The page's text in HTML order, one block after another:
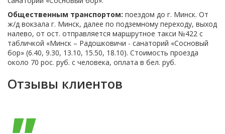
Общественным транспортом: поездом до г. Минск. От
ж/д вокзала г. Минск, далее по подземному переходу, выход
налево, от ост. отправляется маршрутное такси №422 с
табличкой «Минск – Радошковичи - санаторий «Сосновый
бор» (6.40, 9.30, 13.10, 15.50, 18.10). Стоимость проезда
около 70 рос. руб. с человека, оплата в бел. руб.
Отзывы клиентов